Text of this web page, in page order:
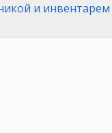
и инвентарем